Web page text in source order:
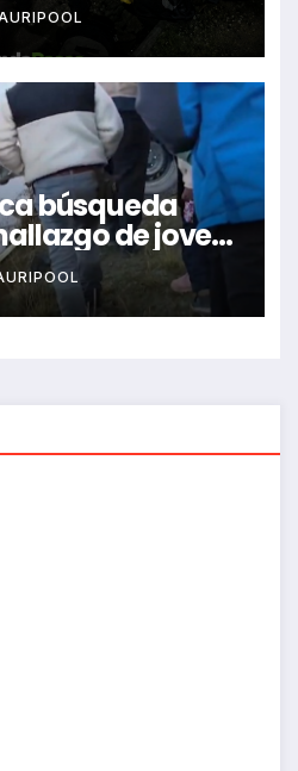
búsqueda
de joven